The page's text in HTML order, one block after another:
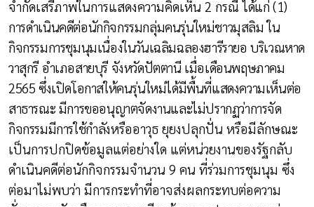
จำกัดเสรีภาพในการแสดงความคิดเห็น 2 กรณีได้แก่ (1)
การดำเนินคดีต่อนักกิจกรรมกลุ่มคนรุ่นใหม่ชาวมุสลิม ใน
กิจกรรมการชุมนุมเนื่องในวันเฉลิมฉลองฮารีรายอ บริเวณหาด
วาสุกรี อำเภอสายบุรี จังหวัดปัตตานี เมื่อเดือนพฤษภาคม
2565 ซึ่งเปิดโอกาสให้คนรุ่นใหม่ได้มีพื้นที่แสดงความเห็นต่อ
สาธารณะ มีการขออนุญาตจัดงานและไม่ปรากฏว่าการจัด
กิจกรรมมีการใช้กำลังหรืออาวุธ ยุยงปลุกปั่น หรือมีลักษณะ
เป็นการปกปิดข้อมูลแต่อย่างใด แต่หน่วยงานของรัฐกลับ
ดำเนินคดีต่อนักกิจกรรมจำนวน 9 คน ที่ร่วมการชุมนุม ซึ่ง
ต่อมาไม่พบว่า มีการกระทำที่อาจส่งผลกระทบต่อความ